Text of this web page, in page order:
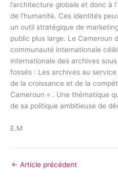
l’architecture globale et donc à
de l’humanité. Ces identités
un outil stratégique de
public plus large. Le Cameroun
communauté internationale
internationale des archives
fossés : Les archives au
de la croissance et de la
Cameroun « . Une thématique
de sa politique ambitieuse de
E.M
← Article précédent